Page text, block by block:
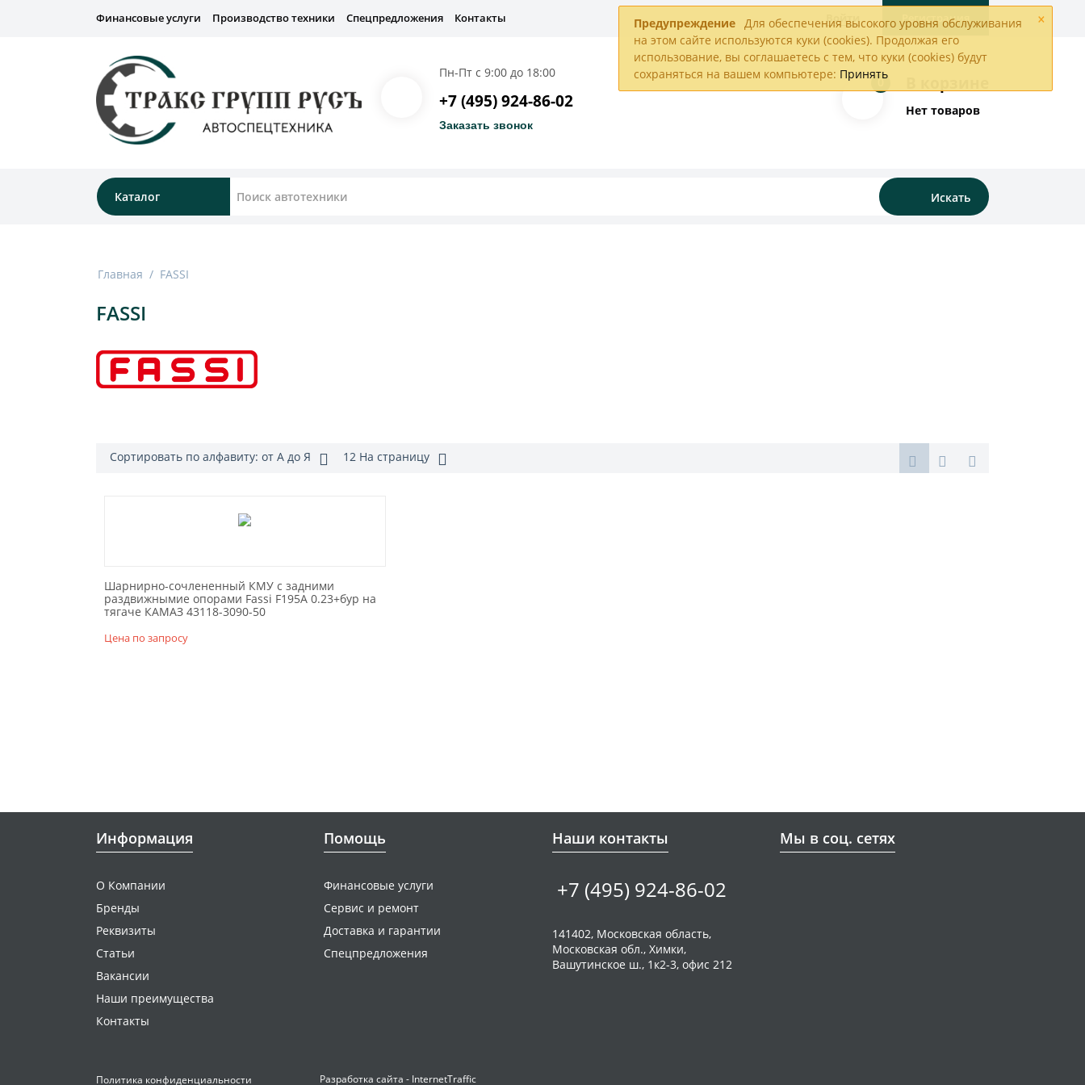
×
Предупреждение Для обеспечения высокого уровня обслуживания
на этом сайте используются куки (cookies). Продолжая его
использование, вы соглашаетесь с тем, что куки (cookies) будут
сохраняться на вашем компьютере: Принять
Финансовые услуги Производство техники Спецпредложения Контакты Войти Регистрация
Пн-Пт с 9:00 до 18:00
+7 (495) 924-86-02
Заказать звонок
0
Нет товаров
Каталог Искать
Главная / FASSI
FASSI
Сортировать по алфавиту: от А до Я 12 На страницу
Шарнирно-сочлененный КМУ с задними
раздвижнымие опорами Fassi F195A 0.23+бур на
тягаче КАМАЗ 43118-3090-50
Цена по запросу
Информация
О Компании
Бренды
Реквизиты
Статьи
Вакансии
Наши преимущества
Контакты
Помощь
Финансовые услуги
Сервис и ремонт
Доставка и гарантии
Спецпредложения
Наши контакты
+7 (495) 924-86-02
141402, Московская область,
Московская обл., Химки,
Вашутинское ш., 1к2-3, офис 212
Мы в соц. сетях
Политика конфиденциальности Разработка сайта - InternetTraffic